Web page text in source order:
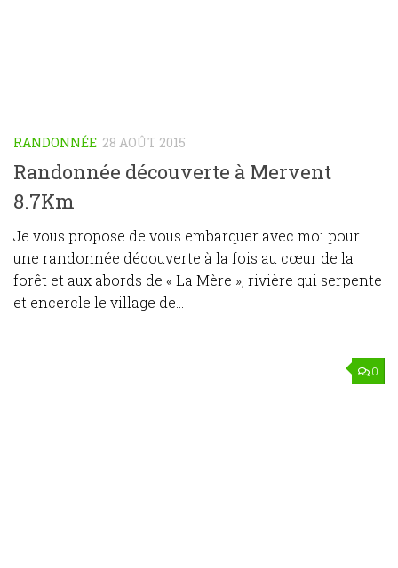
RANDONNÉE 28 AOÛT 2015
Randonnée découverte à Mervent
8.7Km
Je vous propose de vous embarquer avec moi pour
une randonnée découverte à la fois au cœur de la
forêt et aux abords de « La Mère », rivière qui serpente
et encercle le village de...
0